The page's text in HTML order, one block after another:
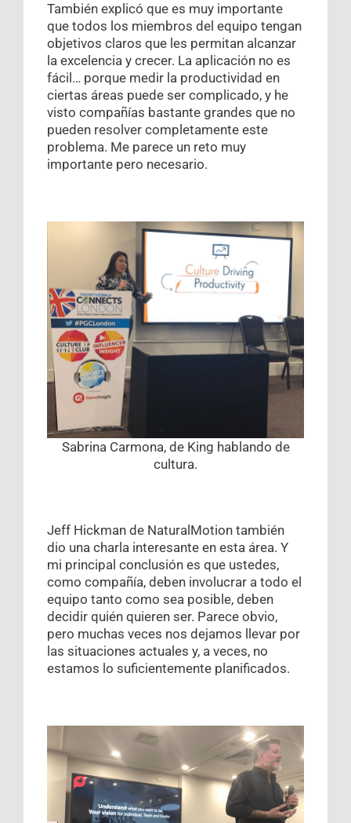
También explicó que es muy importante
que todos los miembros del equipo tengan
objetivos claros que les permitan alcanzar
la excelencia y crecer. La aplicación no es
fácil… porque medir la productividad en
ciertas áreas puede ser complicado, y he
visto compañías bastante grandes que no
pueden resolver completamente este
problema. Me parece un reto muy
importante pero necesario.
Sabrina Carmona, de King hablando de
cultura.
Jeff Hickman de NaturalMotion también
dio una charla interesante en esta área. Y
mi principal conclusión es que ustedes,
como compañía, deben involucrar a todo el
equipo tanto como sea posible, deben
decidir quién quieren ser. Parece obvio,
pero muchas veces nos dejamos llevar por
las situaciones actuales y, a veces, no
estamos lo suficientemente planificados.